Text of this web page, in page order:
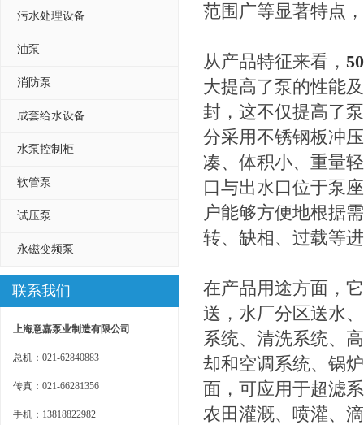
污水处理设备
油泵
消防泵
成套给水设备
水泵控制柜
软管泵
试压泵
永磁变频泵
联系我们
上海意嘉泵业制造有限公司
总机：021-62840883
传真：021-66281356
手机：13818822982
范围广等显著特点
从产品特征来看，
大提高了泵的性能
封，这不仅提高了
分采用不锈钢板冲
凑、体积小、重量
口与出水口位于泵
户能够方便地根据
转、缺相、过载等
在产品用途方面，
送，水厂分区送水
系统、清洗系统、
却和空调系统、锅
面，可应用于超滤
农田灌溉、喷灌、